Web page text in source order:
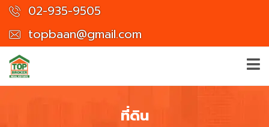
02-935-9505
topbaan@gmail.com
ที่ดิน